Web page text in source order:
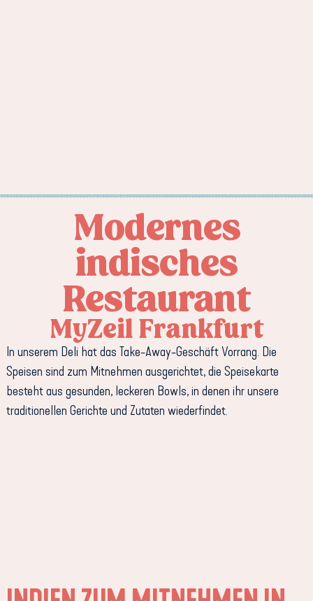
Modernes
indisches
Restaurant
MyZeil Frankfurt
In unserem Deli hat das Take-Away-Geschäft Vorrang. Die
Speisen sind zum Mitnehmen ausgerichtet, die Speisekarte
besteht aus gesunden, leckeren Bowls, in denen ihr unsere
traditionellen Gerichte und Zutaten wiederfindet.